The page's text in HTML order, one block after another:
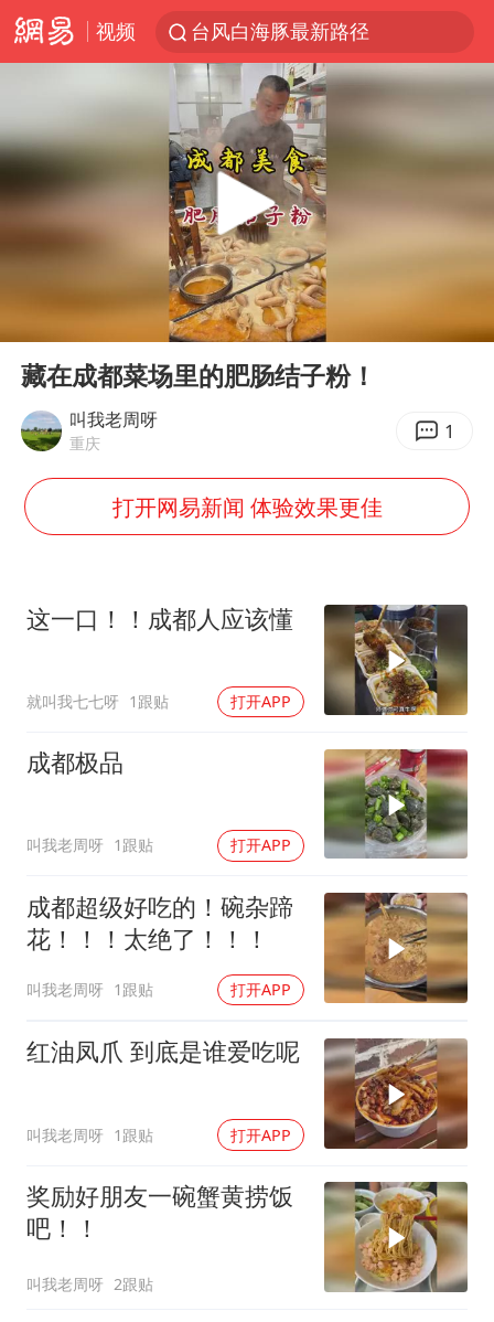
视频
台风白海豚最新路径
昆明石林火把节
中央气象台发布台风黄色预警
我国编制完成新版全月地质图
63岁关之琳否认与27岁模特恋情
80后女柜员逆袭成4200亿银行副行长
感觉全东北都在等7号
27岁女子成组织卖淫集团主犯被通缉
泰国一女公务员妆容引争议 本人回应
扎哈罗娃批广岛市长不提美国原子弹
首次证实！“胶球”存在
奋进开新局 实干挑大梁
Play
藏在成都菜场里的肥肠结子粉！
叫我老周呀
重庆 1
打开网易新闻 体验效果更佳
这一口！！成都人应该懂
就叫我七七呀 1跟贴 打开APP
成都极品
叫我老周呀 1跟贴 打开APP
成都超级好吃的！碗杂蹄
花！！！太绝了！！！
叫我老周呀 1跟贴 打开APP
红油凤爪 到底是谁爱吃呢
叫我老周呀 1跟贴 打开APP
奖励好朋友一碗蟹黄捞饭
吧！！
叫我老周呀 2跟贴